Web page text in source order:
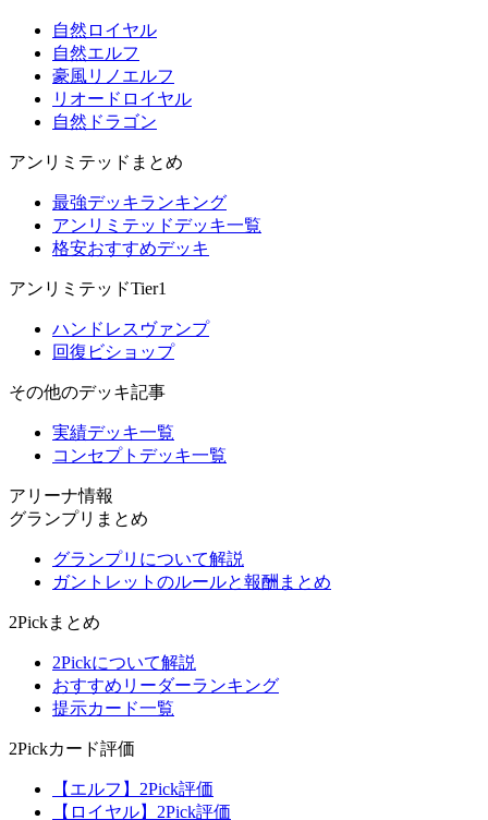
自然ロイヤル
自然エルフ
豪風リノエルフ
リオードロイヤル
自然ドラゴン
アンリミテッドまとめ
最強デッキランキング
アンリミテッドデッキ一覧
格安おすすめデッキ
アンリミテッドTier1
ハンドレスヴァンプ
回復ビショップ
その他のデッキ記事
実績デッキ一覧
コンセプトデッキ一覧
アリーナ情報
グランプリまとめ
グランプリについて解説
ガントレットのルールと報酬まとめ
2Pickまとめ
2Pickについて解説
おすすめリーダーランキング
提示カード一覧
2Pickカード評価
【エルフ】2Pick評価
【ロイヤル】2Pick評価